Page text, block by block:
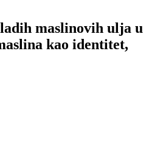
maslinovih ulja u
kao identitet,